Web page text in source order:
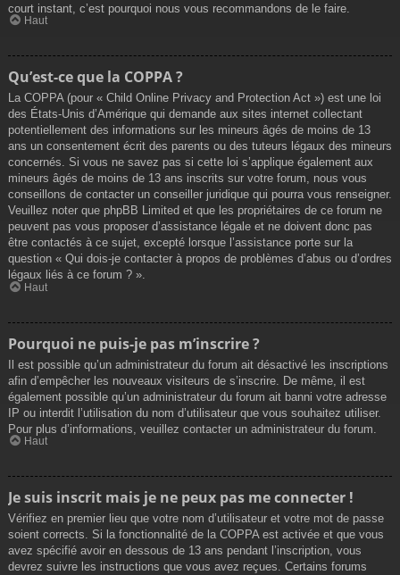
court instant, c’est pourquoi nous vous recommandons de le faire.
Haut
Qu’est-ce que la COPPA ?
La COPPA (pour « Child Online Privacy and Protection Act ») est une loi
des États-Unis d’Amérique qui demande aux sites internet collectant
potentiellement des informations sur les mineurs âgés de moins de 13
ans un consentement écrit des parents ou des tuteurs légaux des mineurs
concernés. Si vous ne savez pas si cette loi s’applique également aux
mineurs âgés de moins de 13 ans inscrits sur votre forum, nous vous
conseillons de contacter un conseiller juridique qui pourra vous renseigner.
Veuillez noter que phpBB Limited et que les propriétaires de ce forum ne
peuvent pas vous proposer d’assistance légale et ne doivent donc pas
être contactés à ce sujet, excepté lorsque l’assistance porte sur la
question « Qui dois-je contacter à propos de problèmes d’abus ou d’ordres
légaux liés à ce forum ? ».
Haut
Pourquoi ne puis-je pas m’inscrire ?
Il est possible qu’un administrateur du forum ait désactivé les inscriptions
afin d’empêcher les nouveaux visiteurs de s’inscrire. De même, il est
également possible qu’un administrateur du forum ait banni votre adresse
IP ou interdit l’utilisation du nom d’utilisateur que vous souhaitez utiliser.
Pour plus d’informations, veuillez contacter un administrateur du forum.
Haut
Je suis inscrit mais je ne peux pas me connecter !
Vérifiez en premier lieu que votre nom d’utilisateur et votre mot de passe
soient corrects. Si la fonctionnalité de la COPPA est activée et que vous
avez spécifié avoir en dessous de 13 ans pendant l’inscription, vous
devrez suivre les instructions que vous avez reçues. Certains forums